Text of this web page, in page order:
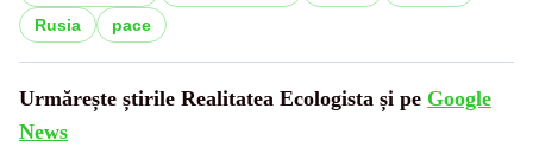
Rusia
pace
Urmărește știrile Realitatea Ecologista și pe Google
News